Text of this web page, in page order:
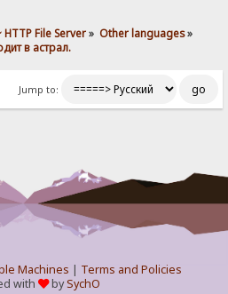
HTTP File Server» Other languages»
в астрал.
Jump to:
Machines | Terms and Policies
with
bySychO